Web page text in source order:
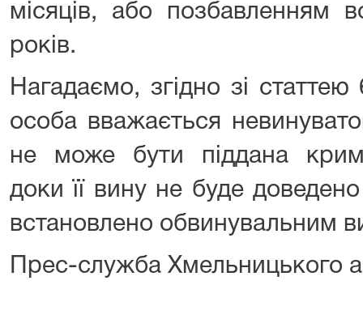
місяців, або позбавленням
років.
Нагадаємо, згідно зі статтею
особа вважається
не може бути піддана
доки її вину не буде
встановлено обвинувальним
Прес-служба Хмельницького